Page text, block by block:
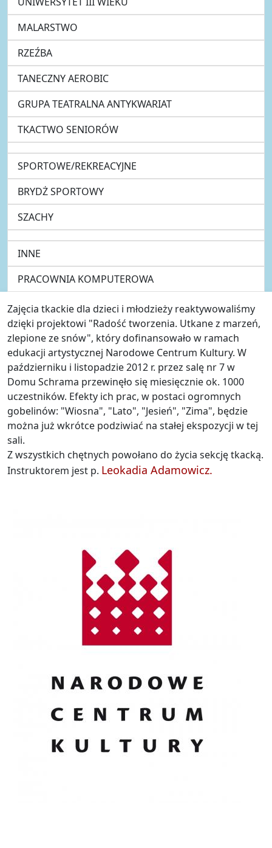
MALARSTWO
RZEŹBA
TANECZNY AEROBIC
GRUPA TEATRALNA ANTYKWARIAT
TKACTWO SENIORÓW
SPORTOWE/REKREACYJNE
BRYDŻ SPORTOWY
SZACHY
INNE
PRACOWNIA KOMPUTEROWA
Zajęcia tkackie dla dzieci i młodzieży reaktywowaliśmy
dzięki projektowi "Radość tworzenia. Utkane z marzeń,
zlepione ze snów", który dofinansowało w ramach
edukacji artystycznej Narodowe Centrum Kultury. W
październiku i listopadzie 2012 r. przez salę nr 7 w
Domu Schrama przewinęło się miesięcznie ok. 1000
uczestników. Efekty ich prac, w postaci ogromnych
gobelinów: "Wiosna", "Lato", "Jesień", "Zima", będzie
można już wkrótce podziwiać na stałej ekspozycji w tej
sali.
Z wszystkich chętnych powołano do życia sekcję tkacką.
Instruktorem jest p. Leokadia Adamowicz.